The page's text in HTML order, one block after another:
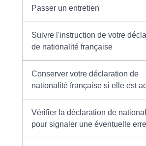
Passer un entretien
Suivre l'instruction de votre
de nationalité française
Conserver votre déclaration de
nationalité française si elle est
Vérifier la déclaration de
pour signaler une éventuelle